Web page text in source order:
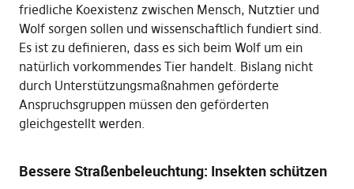
friedliche Koexistenz zwischen Mensch, Nutztier und
Wolf sorgen sollen und wissenschaftlich fundiert sind.
Es ist zu definieren, dass es sich beim Wolf um ein
natürlich vorkommendes Tier handelt. Bislang nicht
durch Unterstützungsmaßnahmen geförderte
Anspruchsgruppen müssen den geförderten
gleichgestellt werden.
Bessere Straßenbeleuchtung: Insekten schützen